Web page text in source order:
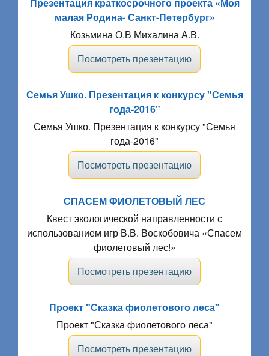
малая Родина- Санкт-Петербург»
Козьмина О.В Михалина А.В.
Посмотреть презентацию
Семья Ушко. Презентация к конкурсу "Семья
года-2016"
Семья Ушко. Презентация к конкурсу "Семья
года-2016"
Посмотреть презентацию
СПАСЕМ ФИОЛЕТОВЫЙ ЛЕС
Квест экологической направленности с
использованием игр В.В. Воскобовича «Спасем
фиолетовый лес!»
Посмотреть презентацию
Проект "Сказка фиолетового леса"
Проект "Сказка фиолетового леса"
Посмотреть презентацию